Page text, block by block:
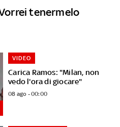
tenermelo
Carica Ramos: "Milan, non
vedo l'ora di giocare"
VIDEO
08 ago - 00:00